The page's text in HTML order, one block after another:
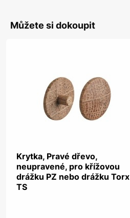
Můžete si dokoupit
Krytka, Pravé dřevo,
neupravené, pro křížovou
drážku PZ nebo drážku Torx
TS